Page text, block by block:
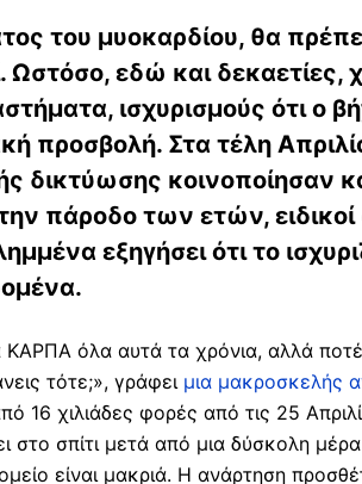
του μυοκαρδίου, θα
Ωστόσο, εδώ και
ισχυρισμούς ότι ο
προσβολή. Στα τέλη
δικτύωσης κοινοποίησαν
πάροδο των ετών,
εξηγήσει ότι το
όλα αυτά τα χρόνια, αλλά ποτέ
τότε;», γράφει μια μακροσκελής
16 χιλιάδες φορές από τις 25
σπίτι μετά από μια δύσκολη
είναι μακριά. Η ανάρτηση